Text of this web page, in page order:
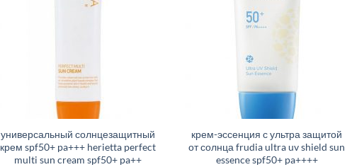
универсальный солнцезащитный
крем spf50+ pa+++ herietta perfect
multi sun cream spf50+ pa++
крем-эссенция с ультра защитой
от солнца frudia ultra uv shield sun
essence spf50+ pa++++